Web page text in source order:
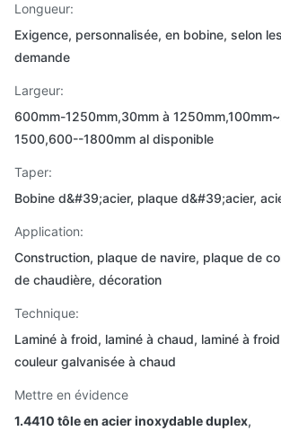
Longueur:
Exigence, personnalisée, en bobine, selon
demande
Largeur:
600mm-1250mm,30mm à
1500,600--1800mm al disponible
Taper:
Bobine d&#39;acier, plaque d&#39;acier,
Application:
Construction, plaque de navire, plaque de
de chaudière, décoration
Technique:
Laminé à froid, laminé à chaud, laminé à
couleur galvanisée à chaud
Mettre en évidence
1.4410 tôle en acier inoxydable duplex,